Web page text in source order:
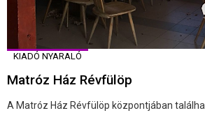
KIADÓ NYARALÓ
Matróz Ház Révfülöp
A Matróz Ház Révfülöp központjában